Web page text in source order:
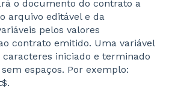
o documento do contrato a
arquivo editável e da
pelos valores
contrato emitido. Uma variável
iniciado e terminado
espaços. Por exemplo: